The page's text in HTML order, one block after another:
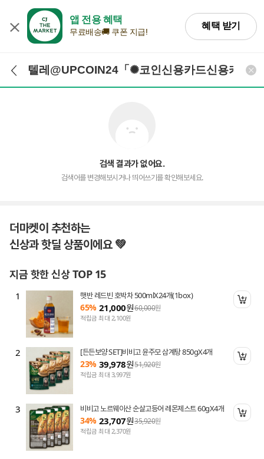
앱 전용 혜택
무료배송🚚 쿠폰 지급!
혜택 받기
검색어 입력 검
검색 결과가 없어요.
검색어를 변경해보시거나 띄어쓰기를 확인해보세요.
더마켓이 추천하는
신상과 핫딜 상품이에요 💚
지금 핫한 신상 TOP 15
담기
담기
담기
1 햇반 레드빈 호박차 500mlX24개(1box)
65% 21,000원60,000원
적립금 최대 2,100원
2 [든든보양 SET]비비고 윤주모 삼계탕 850gX4개
23% 39,978원51,920원
적립금 최대 3,997원
3 비비고 노르웨이산 순살고등어 레몬제스트 60gX4개
34% 23,707원35,920원
적립금 최대 2,370원